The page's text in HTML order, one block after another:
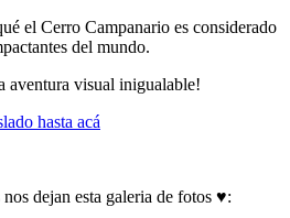
el Cerro Campanario es considerado
del mundo.
aventura visual inigualable!
hasta acá
dejan esta galeria de fotos ♥: